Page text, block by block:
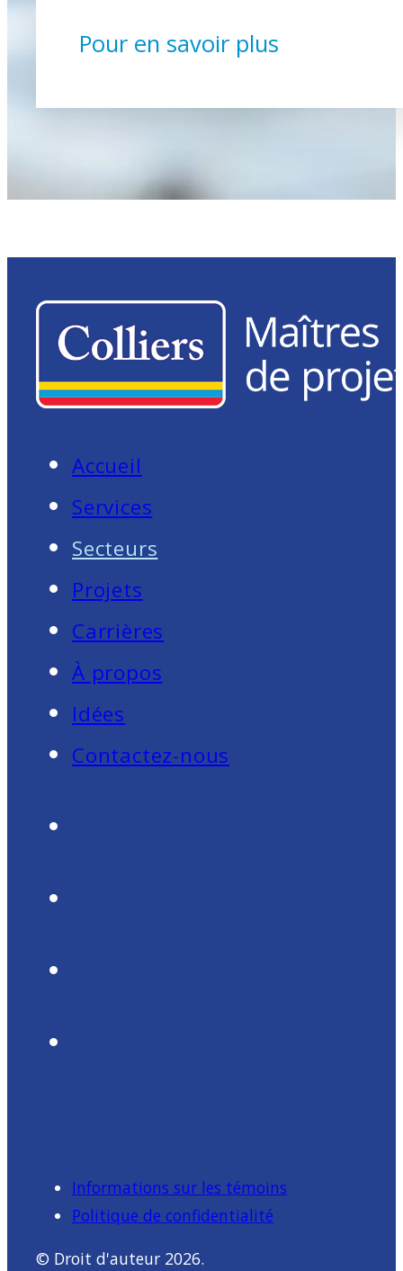
Pour en savoir plus
Accueil
Services
Secteurs
Projets
Carrières
À propos
Idées
Contactez-nous
Informations sur les témoins
Politique de confidentialité
© Droit d'auteur 2026.